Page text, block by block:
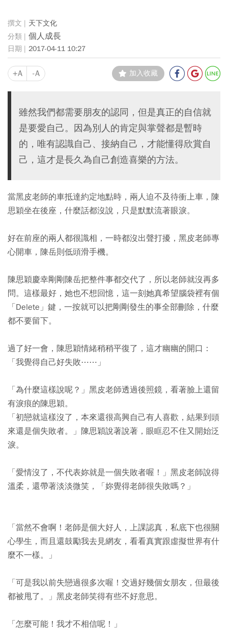
天下文化
個人成長
2017-04-11 10:27
+A -A 加入收藏
雖然我們都需要朋友的認同，但是真正的自信就
是要愛自己。因為別人的肯定與掌聲都是暫時
的，唯有認識自己、接納自己，才能懂得欣賞自
己，這才是長久為自己創造喜樂的方法。
當黑皮老師的車抵達約定地點時，兩人迫不及待衝上車，陳
思穎坐在後座，什麼話都沒說，只是默默流著眼淚。
好在前座的兩人都很識相，一時都沒出聲打擾，黑皮老師專
心開車，陳岳則低頭滑手機。
陳思穎慶幸剛剛陳岳把整件事都交代了，所以老師就沒再多
問。這樣最好，她也不想回憶，這一刻她真希望腦袋裡有個
「Delete」鍵，一按就可以把剛剛發生的事全部刪除，什麼
都不要留下。
過了好一會，陳思穎情緒稍稍平復了，這才幽幽的開口：
「我覺得自己好失敗⋯⋯」
「為什麼這樣說呢？」黑皮老師透過後照鏡，看著臉上還留
有淚痕的陳思穎。
「初戀就這樣沒了，本來還很高興自己有人喜歡，結果到頭
來還是個失敗者。」陳思穎說著說著，眼眶忍不住又開始泛
淚。
「愛情沒了，不代表妳就是一個失敗者喔！」黑皮老師說得
溫柔，還帶著淡淡微笑，「妳覺得老師很失敗嗎？」
「當然不會啊！老師是個大好人，上課認真，私底下也很關
心學生，而且還鼓勵我去見網友，看看真實跟虛擬世界有什
麼不一樣。」
「可是我以前失戀過很多次喔！交過好幾個女朋友，但最後
都被甩了。」黑皮老師笑得有些不好意思。
「怎麼可能！我才不相信呢！」